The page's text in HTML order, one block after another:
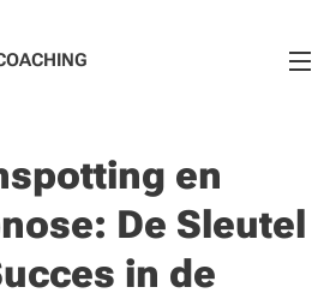
en
De Sleutel
in de